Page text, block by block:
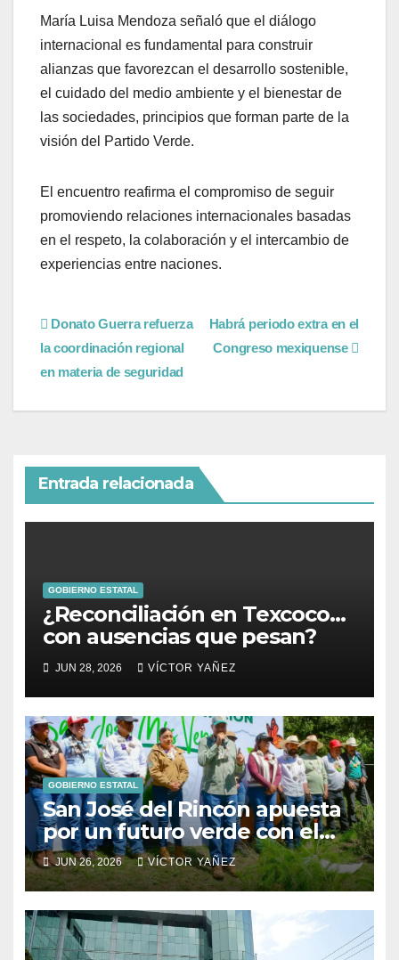
María Luisa Mendoza señaló que el diálogo
internacional es fundamental para construir
alianzas que favorezcan el desarrollo sostenible,
el cuidado del medio ambiente y el bienestar de
las sociedades, principios que forman parte de la
visión del Partido Verde.
El encuentro reafirma el compromiso de seguir
promoviendo relaciones internacionales basadas
en el respeto, la colaboración y el intercambio de
experiencias entre naciones.
Habrá periodo extra en el
Congreso mexiquense
Donato Guerra refuerza
la coordinación regional
en materia de seguridad
Entrada relacionada
GOBIERNO ESTATAL
¿Reconciliación en Texcoco…
con ausencias que pesan?
JUN 28, 2026 VÍCTOR YAÑEZ
GOBIERNO ESTATAL
San José del Rincón apuesta
por un futuro verde con el
arranque de su Primera
Jornada de Reforestación
JUN 26, 2026 VÍCTOR YAÑEZ